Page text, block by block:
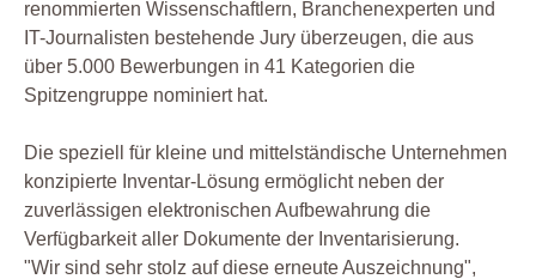
renommierten Wissenschaftlern, Branchenexperten und
IT-Journalisten bestehende Jury überzeugen, die aus
über 5.000 Bewerbungen in 41 Kategorien die
Spitzengruppe nominiert hat.
Die speziell für kleine und mittelständische Unternehmen
konzipierte Inventar-Lösung ermöglicht neben der
zuverlässigen elektronischen Aufbewahrung die
Verfügbarkeit aller Dokumente der Inventarisierung.
"Wir sind sehr stolz auf diese erneute Auszeichnung",